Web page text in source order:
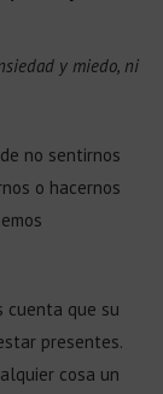
y miedo, ni
no sentirnos
o hacernos
cuenta que su
presentes.
cosa un